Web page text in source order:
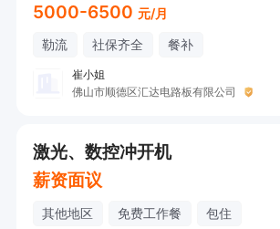
5000-6500 元/月
勒流 社保齐全 餐补
崔小姐
佛山市顺德区汇达电路板有限公司
激光、数控冲开机
薪资面议
其他地区 免费工作餐 包住